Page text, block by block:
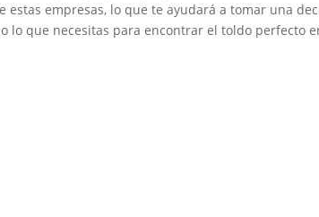
empresas, lo que te ayudará a tomar una
lo que necesitas para encontrar el toldo perfecto